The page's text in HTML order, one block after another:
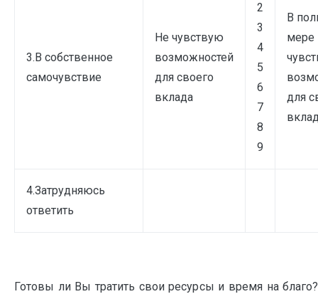
3.В собственное
самочувствие
Не чувствую
возможностей
для своего
вклада
2
3
4
5
6
7
8
9
В
мере
для
4.Затрудняюсь
ответить
Готовы ли Вы тратить свои ресурсы и время на